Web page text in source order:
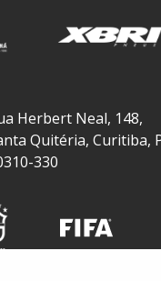
Herbert Neal, 148,
Quitéria, Curitiba,
330